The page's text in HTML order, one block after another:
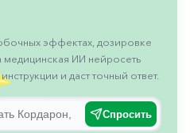
эффектах, дозировке
ИИ нейросеть
и даст точный ответ.
Спросить